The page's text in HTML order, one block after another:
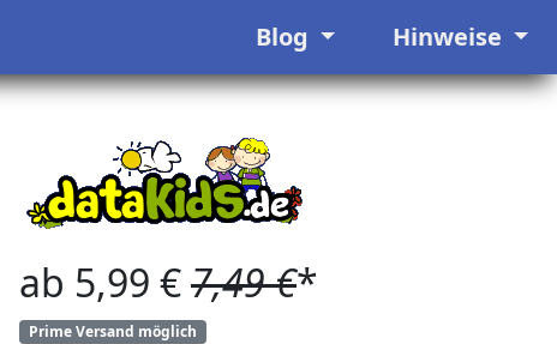
Blog Hinweise
ab 5,99 €7,49 €*
Prime Versand möglich